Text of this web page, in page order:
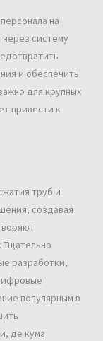
на
систему
и обеспечить
для крупных
привести к
труб и
создавая
разработки,
популярным в
де кума